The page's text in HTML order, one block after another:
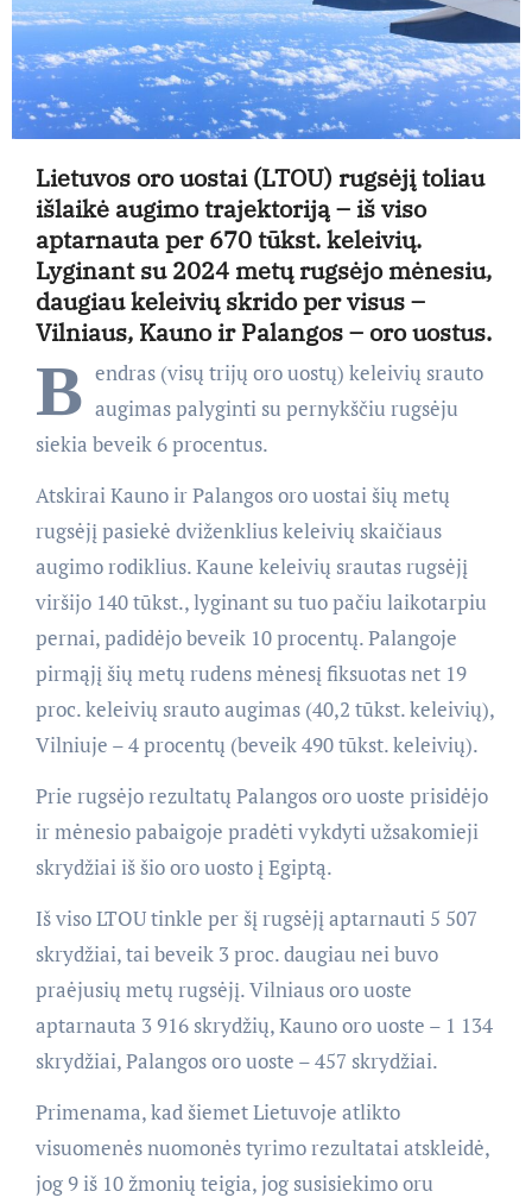
Lietuvos oro uostai (LTOU) rugsėjį toliau
išlaikė augimo trajektoriją – iš viso
aptarnauta per 670 tūkst. keleivių.
Lyginant su 2024 metų rugsėjo mėnesiu,
daugiau keleivių skrido per visus –
Vilniaus, Kauno ir Palangos – oro uostus.
B endras (visų trijų oro uostų) keleivių srauto
augimas palyginti su pernykščiu rugsėju
siekia beveik 6 procentus.
Atskirai Kauno ir Palangos oro uostai šių metų
rugsėjį pasiekė dviženklius keleivių skaičiaus
augimo rodiklius. Kaune keleivių srautas rugsėjį
viršijo 140 tūkst., lyginant su tuo pačiu laikotarpiu
pernai, padidėjo beveik 10 procentų. Palangoje
pirmąjį šių metų rudens mėnesį fiksuotas net 19
proc. keleivių srauto augimas (40,2 tūkst. keleivių),
Vilniuje – 4 procentų (beveik 490 tūkst. keleivių).
Prie rugsėjo rezultatų Palangos oro uoste prisidėjo
ir mėnesio pabaigoje pradėti vykdyti užsakomieji
skrydžiai iš šio oro uosto į Egiptą.
Iš viso LTOU tinkle per šį rugsėjį aptarnauti 5 507
skrydžiai, tai beveik 3 proc. daugiau nei buvo
praėjusių metų rugsėjį. Vilniaus oro uoste
aptarnauta 3 916 skrydžių, Kauno oro uoste – 1 134
skrydžiai, Palangos oro uoste – 457 skrydžiai.
Primenama, kad šiemet Lietuvoje atlikto
visuomenės nuomonės tyrimo rezultatai atskleidė,
jog 9 iš 10 žmonių teigia, jog susisiekimo oru